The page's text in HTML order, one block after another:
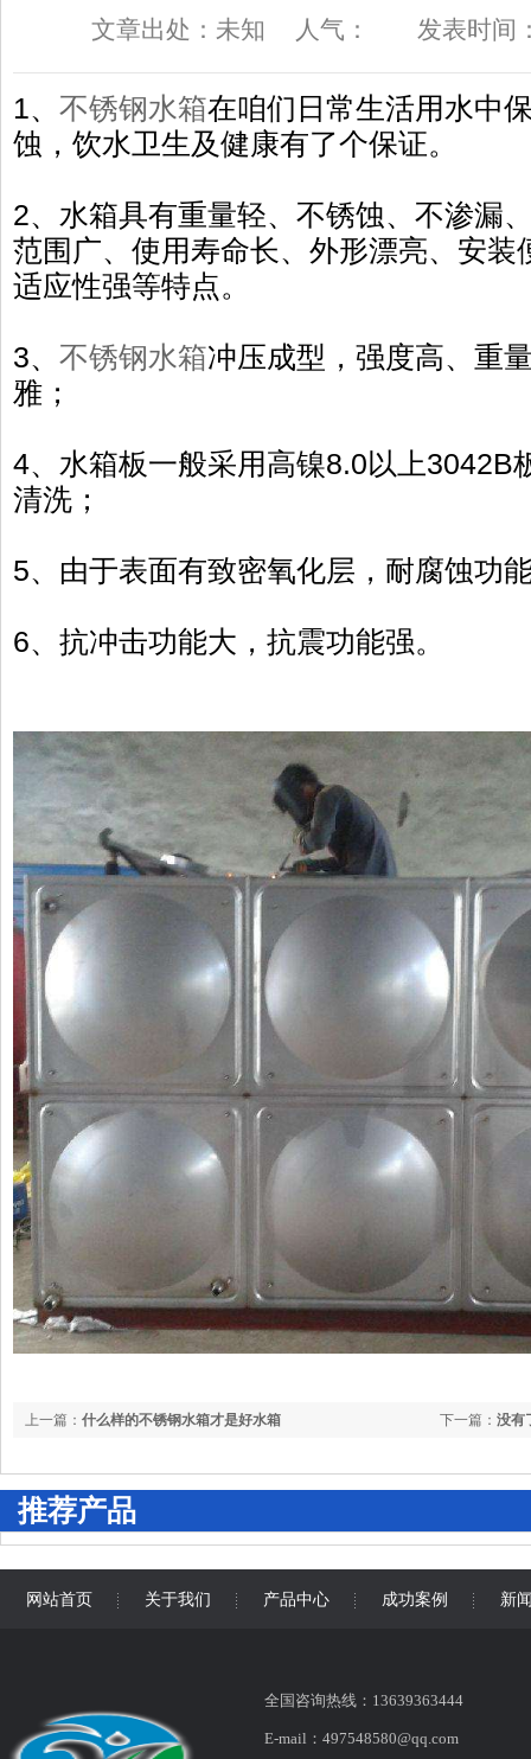
文章出处：未知 人气： 发表时间
1、 不锈钢水箱在咱们日常生活用水中
蚀，饮水卫生及健康有了个保证。
2、水箱具有重量轻、不锈蚀、不渗漏
范围广、使用寿命长、外形漂亮、安装
适应性强等特点。
3、 不锈钢水箱冲压成型，强度高、重
雅；
4、水箱板一般采用高镍8.0以上3042B
清洗；
5、由于表面有致密氧化层，耐腐蚀功
6、抗冲击功能大，抗震功能强。
下一篇： 没有
上一篇： 什么样的不锈钢水箱才是好水箱
推荐产品
网站首页 关于我们 产品中心 成功案例 新
全国咨询热线：13639363444
E-mail：497548580@qq.com